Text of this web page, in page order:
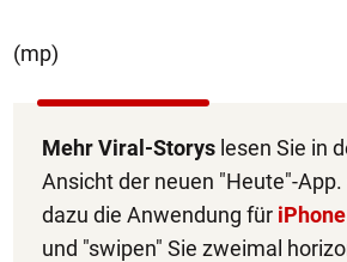
(mp)
Mehr Viral-Storys lesen Sie in
Ansicht der neuen "Heute"-App.
dazu die Anwendung für iPhone
und "swipen" Sie zweimal